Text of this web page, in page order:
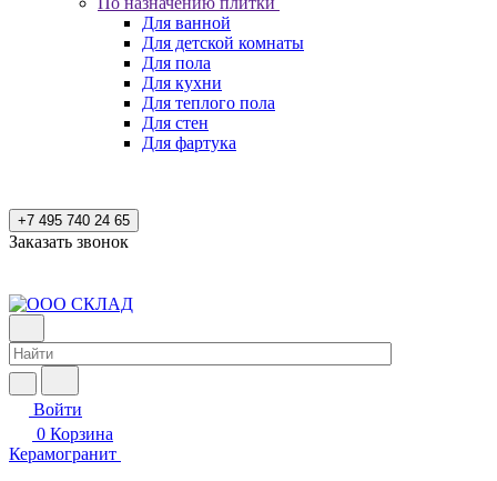
Для ванной
Для детской комнаты
Для пола
Для кухни
Для теплого пола
Для стен
Для фартука
+7 495 740 24 65
Заказать звонок
Войти
0 Корзина
Керамогранит